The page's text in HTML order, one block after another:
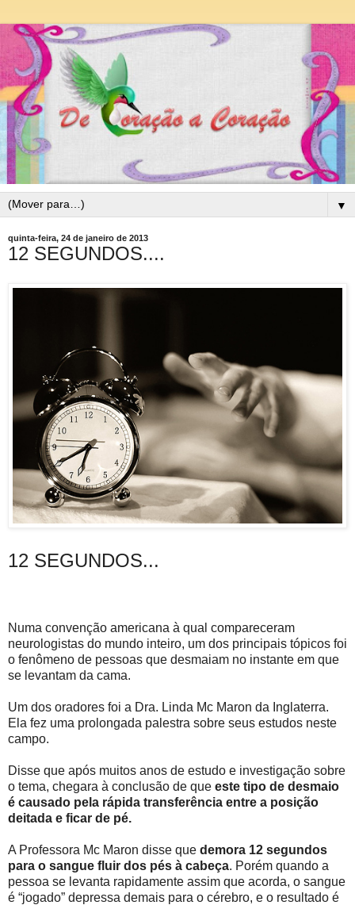
▼
quinta-feira, 24 de janeiro de 2013
12 SEGUNDOS....
12 SEGUNDOS...
Numa convenção americana à qual compareceram
neurologistas do mundo inteiro, um dos principais tópicos foi
o fenômeno de pessoas que desmaiam no instante em que
se levantam da cama.
Um dos oradores foi a Dra. Linda Mc Maron da Inglaterra.
Ela fez uma prolongada palestra sobre seus estudos neste
campo.
Disse que após muitos anos de estudo e investigação sobre
o tema, chegara à conclusão de que este tipo de desmaio
é causado pela rápida transferência entre a posição
deitada e ficar de pé.
A Professora Mc Maron disse que demora 12 segundos
para o sangue fluir dos pés à cabeça. Porém quando a
pessoa se levanta rapidamente assim que acorda, o sangue
é “jogado” depressa demais para o cérebro, e o resultado é